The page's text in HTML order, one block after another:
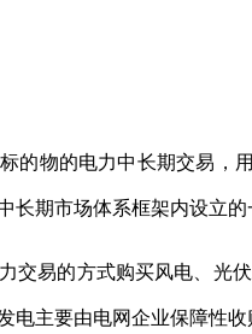
的物的电力中长期交易，
长期市场体系框架内设立的
交易的方式购买风电、光
电主要由电网企业保障性收